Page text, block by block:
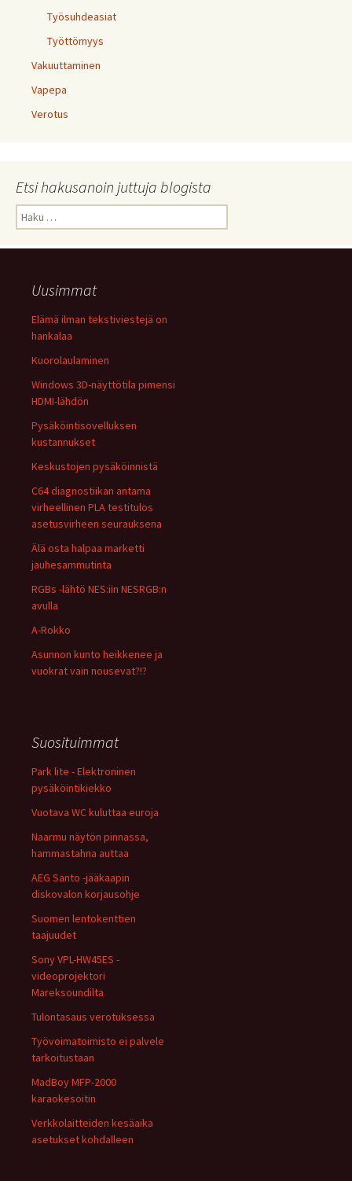
Työsuhdeasiat
Työttömyys
Vakuuttaminen
Vapepa
Verotus
Etsi hakusanoin juttuja blogista
Haku:
Uusimmat
Elämä ilman tekstiviestejä on
hankalaa
Kuorolaulaminen
Windows 3D-näyttötila pimensi
HDMI-lähdön
Pysäköintisovelluksen
kustannukset
Keskustojen pysäköinnistä
C64 diagnostiikan antama
virheellinen PLA testitulos
asetusvirheen seurauksena
Älä osta halpaa marketti
jauhesammutinta
RGBs -lähtö NES:iin NESRGB:n
avulla
A-Rokko
Asunnon kunto heikkenee ja
vuokrat vain nousevat?!?
Suosituimmat
Park lite - Elektroninen
pysäköintikiekko
Vuotava WC kuluttaa euroja
Naarmu näytön pinnassa,
hammastahna auttaa
AEG Santo -jääkaapin
diskovalon korjausohje
Suomen lentokenttien
taajuudet
Sony VPL-HW45ES -
videoprojektori
Mareksoundilta
Tulontasaus verotuksessa
Työvoimatoimisto ei palvele
tarkoitustaan
MadBoy MFP-2000
karaokesoitin
Verkkolaitteiden kesäaika
asetukset kohdalleen